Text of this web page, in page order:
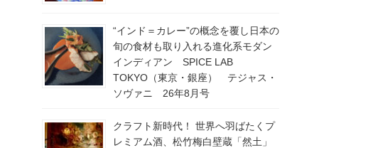
“インド＝カレー”の概念を覆し日本の
旬の食材も取り入れる進化系モダン
インディアン SPICE LAB
TOKYO（東京・銀座） テジャス・
ソヴァニ 26年8月号
クラフト新時代！ 世界へ羽ばたくプ
レミアム酒、松竹梅白壁蔵「然土」